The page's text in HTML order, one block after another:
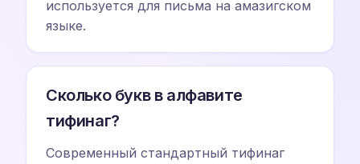
используется для письма на амазигском
языке.
Сколько букв в алфавите
тифинаг?
Современный стандартный тифинаг